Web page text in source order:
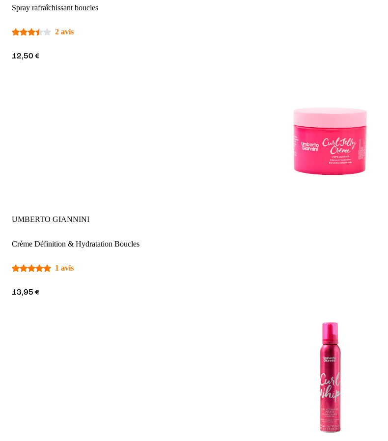
Spray rafraîchissant boucles
2 avis
12,50 €
UMBERTO GIANNINI
Crème Définition & Hydratation Boucles
1 avis
13,95 €